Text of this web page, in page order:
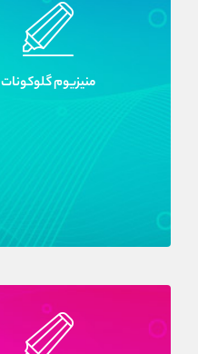
منيزيوم گلوکونات